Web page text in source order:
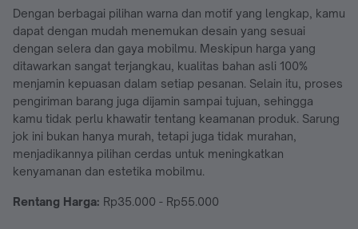
Dengan berbagai pilihan warna dan motif yang lengkap, kamu
dapat dengan mudah menemukan desain yang sesuai
dengan selera dan gaya mobilmu. Meskipun harga yang
ditawarkan sangat terjangkau, kualitas bahan asli 100%
menjamin kepuasan dalam setiap pesanan. Selain itu, proses
pengiriman barang juga dijamin sampai tujuan, sehingga
kamu tidak perlu khawatir tentang keamanan produk. Sarung
jok ini bukan hanya murah, tetapi juga tidak murahan,
menjadikannya pilihan cerdas untuk meningkatkan
kenyamanan dan estetika mobilmu.
Rentang Harga: Rp35.000 - Rp55.000